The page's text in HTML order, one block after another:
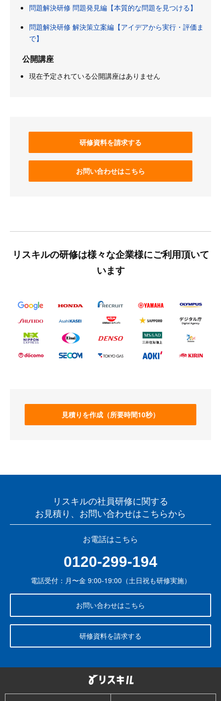
問題解決研修 問題発見編【本質的な問題を見つける】
問題解決研修 解決策立案編【アイデアから実行・評価ま
で】
公開講座
現在予定されている公開講座はありません
研修資料を請求する
お問い合わせはこちら
リスキルの研修は様々な企業様にご利用頂いて
います
見積りを作成（所要時間10秒）
リスキルの社員研修に関する
お見積り、お問い合わせはこちらから
お電話はこちら
0120-299-194
電話受付：月〜金 9:00-19:00（土日祝も研修実施）
お問い合わせはこちら
研修資料を請求する